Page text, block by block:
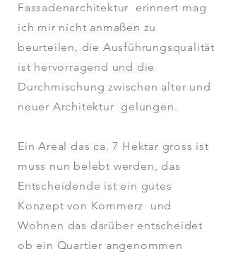
Fassadenarchitektur erinnert mag
ich mir nicht anmaßen zu
beurteilen, die Ausführungsqualität
ist hervorragend und die
Durchmischung zwischen alter und
neuer Architektur gelungen.
Ein Areal das ca. 7 Hektar gross ist
muss nun belebt werden, das
Entscheidende ist ein gutes
Konzept von Kommerz und
Wohnen das darüber entscheidet
ob ein Quartier angenommen